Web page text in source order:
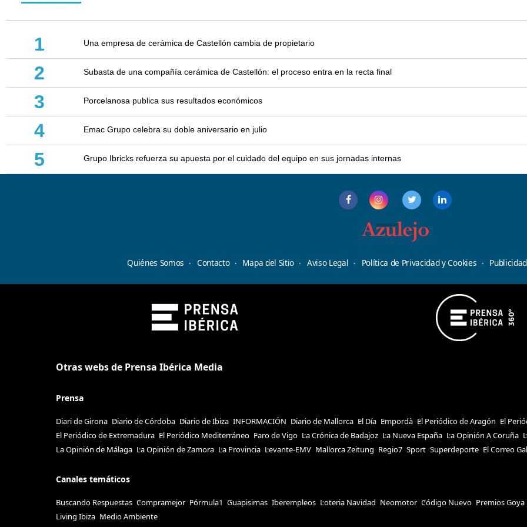
1 Una empresa de cerámica de Castellón cambia de propietario
2 Subasta de una compañía cerámica de Castellón: el proceso entra en la recta final
3 Porcelanosa publica sus resultados económicos
4 Emac Grupo celebra su doble aniversario en julio
5 Grupo Ibricks refuerza su apuesta por el cuidado del equipo en sus jornadas internas
Quiénes Somos Contacto Mapa del Sitio Aviso Legal Política de Privacidad y Cookies Publicidad
Otras webs de Prensa Ibérica Media
Prensa
Diari de Girona Diario de Córdoba Diario de Ibiza INFORMACIÓN Diario de Mallorca El Día Empordà El Periódico de Aragón El
El Periódico de Extremadura El Periódico Mediterráneo Faro de Vigo La Crónica de Badajoz La Nueva España La Opinión A Coruña
La Opinión de Málaga La Opinión de Zamora La Provincia Levante-EMV Mallorca Zeitung Regio7 Sport Superdeporte El Correo
Canales temáticos
Buscando Respuestas Compramejor Fórmula1 Guapisimas Iberempleos Loteria Navidad Neomotor Código Nuevo Premios Goya
Living Ibiza Medio Ambiente